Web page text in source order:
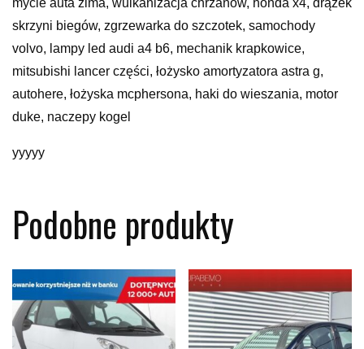
mycie auta zima, wulkanizacja chrzanów, honda x4, drążek
skrzyni biegów, zgrzewarka do szczotek, samochody
volvo, lampy led audi a4 b6, mechanik krapkowice,
mitsubishi lancer części, łożysko amortyzatora astra g,
autohere, łożyska mcphersona, haki do wieszania, motor
duke, naczepy kogel
yyyyy
Podobne produkty